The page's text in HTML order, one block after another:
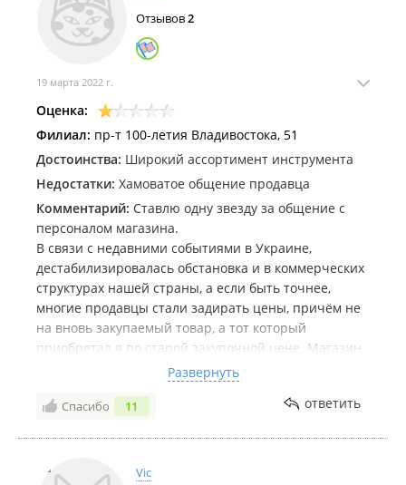
Отзывов2
19 марта 2022 г.
Оценка:
Филиал: пр-т 100-летия Владивостока, 51
Достоинства: Широкий ассортимент инструмента
Недостатки: Хамоватое общение продавца
Комментарий: Ставлю одну звезду за общение с
персоналом магазина.
В связи с недавними событиями в Украине,
дестабилизировалась обстановка и в коммерческих
структурах нашей страны, а если быть точнее,
многие продавцы стали задирать цены, причём не
на вновь закупаемый товар, а тот который
приобретал я по старой закупочной цене. Магазин
Орудия Труда не исключение, я заключил сделку на
фарпосте на покупку измельчителя садового Bosch
за 25'290₽ продавец написал что цена изменилась
измельчитель. Приехав в магазин, задали вопрос
Развернуть
Спасибо 11 ответить
Vic